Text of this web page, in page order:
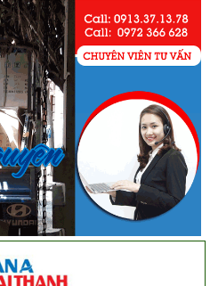
Mai Hương
Vĩnh Lộc A - Bình Chánh
hàng của cô bao bọc đóng
lòng
Cô Loan
57 Tây Thạnh, Tân Phú
lý. Nhân viên nhiệt tình. Chúc